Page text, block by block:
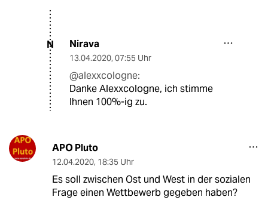
N Nirava
13.04.2020, 07:55 Uhr
@alexxcologne:
Danke Alexxcologne, ich stimme
Ihnen 100%-ig zu.
APO Pluto
12.04.2020, 18:35 Uhr
Es soll zwischen Ost und West in der sozialen
Frage einen Wettbewerb gegeben haben?